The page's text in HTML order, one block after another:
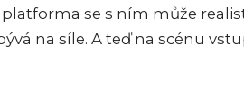
se s ním může
na síle. A teď na scénu